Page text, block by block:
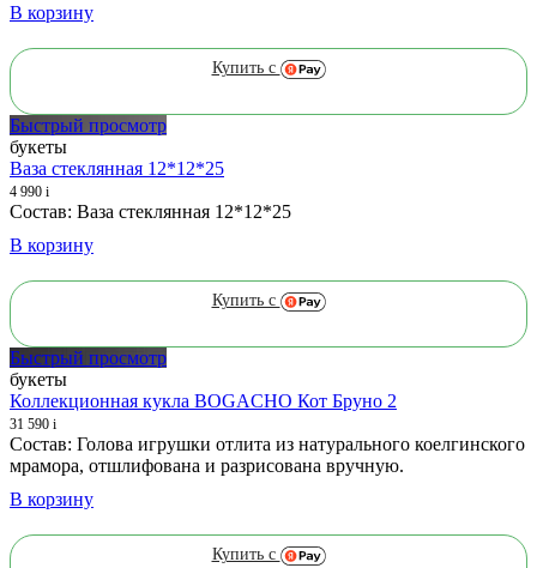
В корзину
Купить с
Быстрый просмотр
букеты
Ваза стеклянная 12*12*25
4 990 i
Состав: Ваза стеклянная 12*12*25
В корзину
Купить с
Быстрый просмотр
букеты
Коллекционная кукла BOGACHO Кот Бруно 2
31 590 i
Состав: Голова игрушки отлита из натурального коелгинского
мрамора, отшлифована и разрисована вручную.
В корзину
Купить с